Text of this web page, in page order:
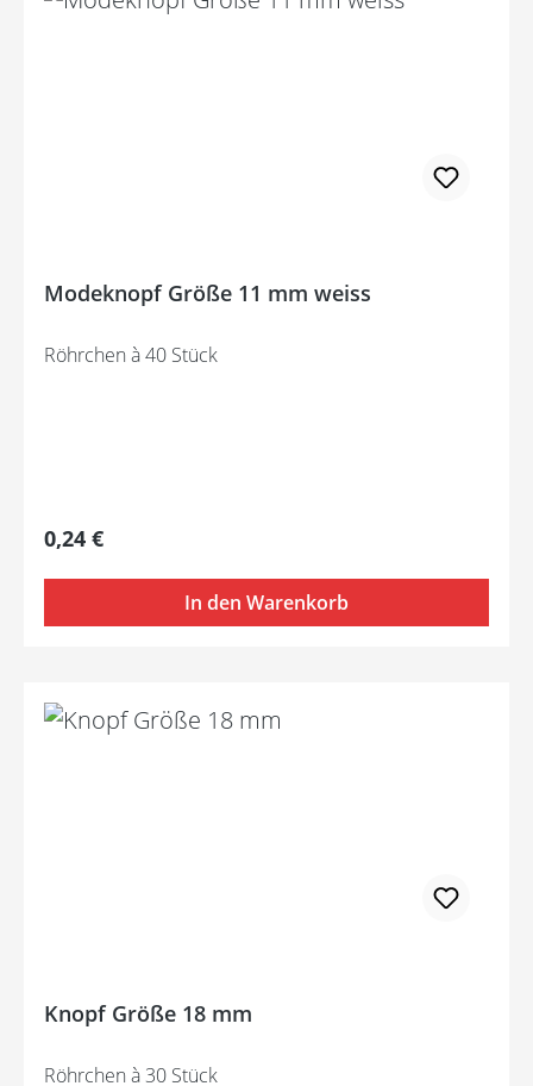
Modeknopf Größe 11 mm weiss
Röhrchen à 40 Stück
Regulärer Preis:
0,24 €
In den Warenkorb
Knopf Größe 18 mm
Röhrchen à 30 Stück